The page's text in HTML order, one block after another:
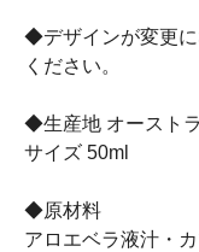
◆デザインが変更
ください。
◆生産地 オースト
サイズ 50ml
◆原材料
アロエベラ液汁・